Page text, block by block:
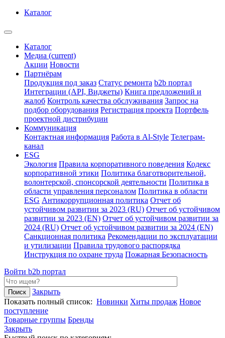
Каталог
Каталог
Медиа (current)
Акции Новости
Партнёрам
Продукция под заказ Статус ремонта b2b портал
Интеграции (API, Виджеты) Книга предложений и
жалоб Контроль качества обслуживания Запрос на
подбор оборудования Регистрация проекта Портфель
проектной дистрибуции
Коммуникация
Контактная информация Работа в Al-Style Телеграм-
канал
ESG
Экология Правила корпоративного поведения Кодекс
корпоративной этики Политика благотворительной,
волонтерской, спонсорской деятельности Политика в
области управления персоналом Политика в области
ESG Антикоррупционная политика Отчет об
устойчивом развитии за 2023 (RU) Отчет об устойчивом
развитии за 2023 (EN) Отчет об устойчивом развитии за
2024 (RU) Отчет об устойчивом развитии за 2024 (EN)
Санкционная политика Рекомендации по эксплуатации
и утилизации Правила трудового распорядка
Инструкция по охране труда Пожарная Безопасность
Войти b2b портал
Закрыть
Показать полный список: Новинки Хиты продаж Новое
поступление
Товарные группы Бренды
Закрыть